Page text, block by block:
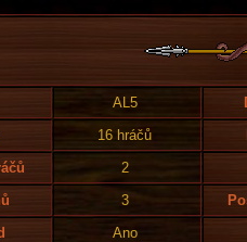
AL5
16 hráčů
2
3
Ano